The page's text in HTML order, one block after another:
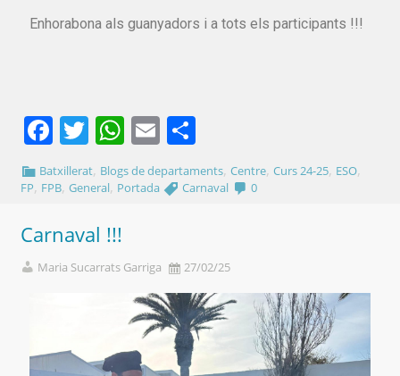
Enhorabona als guanyadors i a tots els participants !!!
Facebook
Twitter
WhatsApp
Email
Batxillerat, Blogs de departaments,Centre,Curs 24-25, ESO,
FP, FPB, General, Portada Carnaval 0
Carnaval !!!
Maria Sucarrats Garriga 27/02/25